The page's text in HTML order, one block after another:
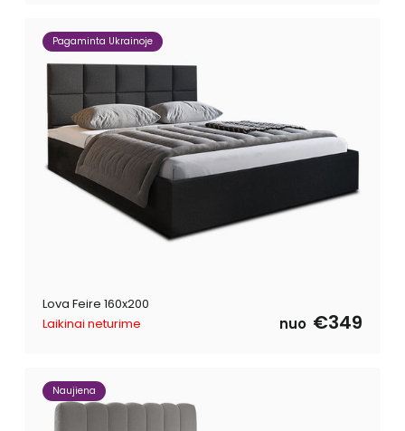
Pagaminta Ukrainoje
Lova Feire 160x200
Laikinai neturime
nuo €349
Naujiena